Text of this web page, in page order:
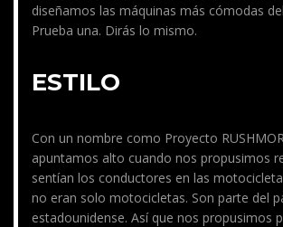
diseñamos las máquinas más cómodas
Prueba una. Dirás lo mismo.
ESTILO
Con un nombre como Proyecto
apuntamos alto cuando nos propusimos
sentían los conductores en las
no eran solo motocicletas. Son parte del
estadounidense. Así que nos propusimos